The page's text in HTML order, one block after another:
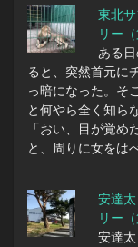
東北
リー（
ある
ると、突然首元に
っ暗になった。そ
と何やら全く知ら
「おい、目が覚め
と、周りに女をは
安達
リー（
安達